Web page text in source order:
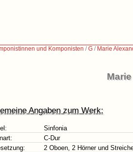
und Komponisten /G / Marie
Angaben zum Werk:
Sinfonia
C-Dur
2 Oboen, 2 Hörner und